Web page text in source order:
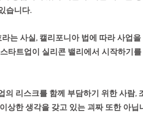
습니다.
는 사실, 캘리포니아 법에 따라 사업을
타트업이 실리콘 밸리에서 시작하기
리스크를 함께 부담하기 위한 사람,
상한 생각을 갖고 있는 괴짜 또한 아닙